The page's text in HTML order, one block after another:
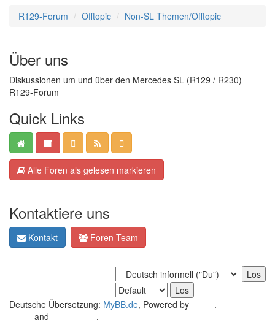
R129-Forum
Offtopic Non-SL Themen/Offtopic
Über uns
Diskussionen um und über den Mercedes SL (R129 / R230)
R129-Forum
Quick Links
Alle Foren als gelesen markieren
Kontaktiere uns
Kontakt Foren-Team
Deutsche Übersetzung: MyBB.de, Powered by .
and .